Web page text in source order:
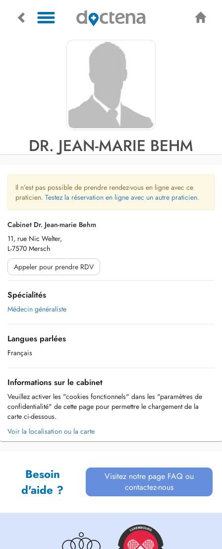
DR. JEAN-MARIE BEHM
Il n’est pas possible de prendre rendez-vous en ligne avec ce
praticien. Testez la réservation en ligne avec un autre praticien.
Cabinet Dr. Jean-marie Behm
11, rue Nic Welter,
L-7570 Mersch
Appeler pour prendre RDV
Spécialités
Médecin généraliste
Langues parlées
Français
Informations sur le cabinet
Veuillez activer les "cookies fonctionnels" dans les "paramètres de
confidentialité" de cette page pour permettre le chargement de la
carte ci-dessous.
Voir la localisation ou la carte
Besoin
d'aide ?
Visitez notre page FAQ ou
contactez-nous